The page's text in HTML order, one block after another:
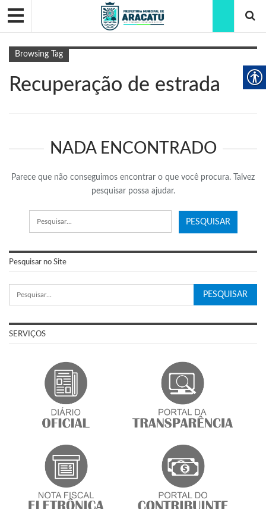
Browsing Tag
Recuperação de estrada
NADA ENCONTRADO
Parece que não conseguimos encontrar o que você procura. Talvez
pesquisar possa ajudar.
Pesquisar no Site
SERVIÇOS